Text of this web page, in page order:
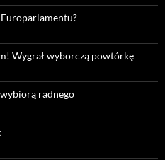
Wygrał wyborczą powtórkę
radnego